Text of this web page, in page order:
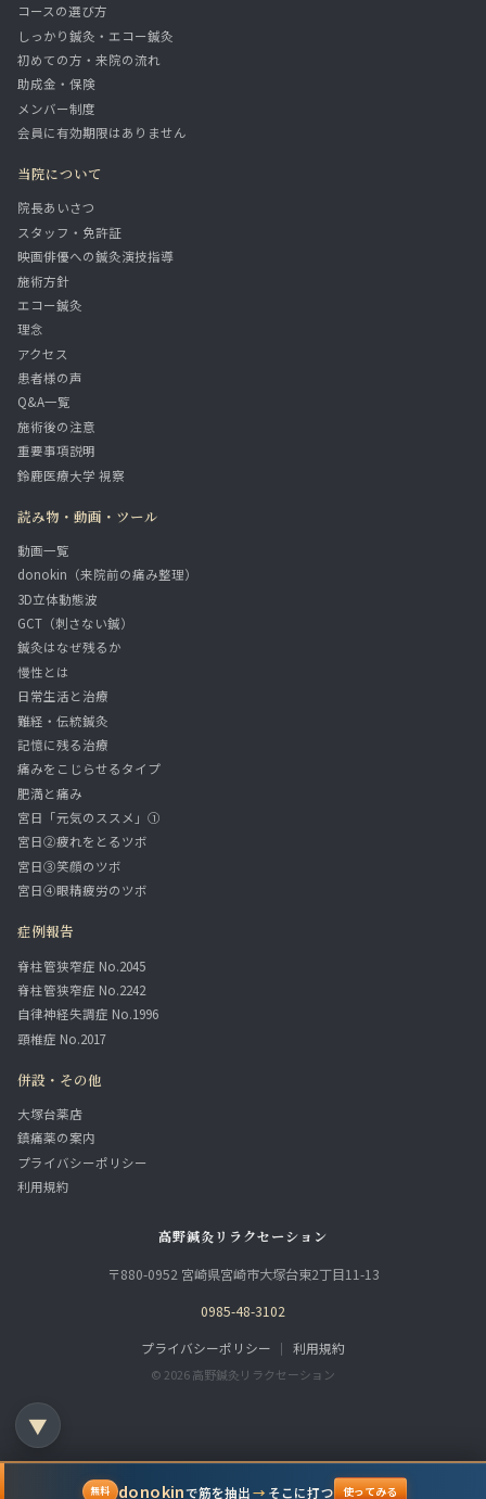
コースの選び方
しっかり鍼灸・エコー鍼灸
初めての方・来院の流れ
助成金・保険
メンバー制度
会員に有効期限はありません
当院について
院長あいさつ
スタッフ・免許証
映画俳優への鍼灸演技指導
施術方針
エコー鍼灸
理念
アクセス
患者様の声
Q&A一覧
施術後の注意
重要事項説明
鈴鹿医療大学 視察
読み物・動画・ツール
動画一覧
donokin（来院前の痛み整理）
3D立体動態波
GCT（刺さない鍼）
鍼灸はなぜ残るか
慢性とは
日常生活と治療
難経・伝統鍼灸
記憶に残る治療
痛みをこじらせるタイプ
肥満と痛み
宮日「元気のススメ」①
宮日②疲れをとるツボ
宮日③笑顔のツボ
宮日④眼精疲労のツボ
症例報告
脊柱管狭窄症 No.2045
脊柱管狭窄症 No.2242
自律神経失調症 No.1996
頸椎症 No.2017
併設・その他
大塚台薬店
鎮痛薬の案内
プライバシーポリシー
利用規約
高野鍼灸リラクセーション
〒880-0952 宮崎県宮崎市大塚台東2丁目11-13
0985-48-3102
プライバシーポリシー ｜ 利用規約
© 2026 高野鍼灸リラクセーション
▼
無料 donokinで筋を抽出→ そこに打つ 使ってみる